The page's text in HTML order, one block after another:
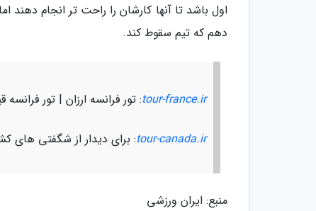
اول باشد تا آنها کارشان را راحت تر انجام
دهم که تیم سقوط کند.
tour-france.ir: تور فرانسه ارزان | تور
tour-canada.ir: برای دیدار از شگفتی های کشور زیبای
منبع: ایران ورزشی